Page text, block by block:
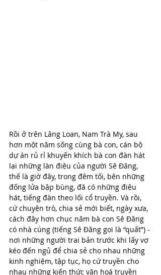
Rồi ở trên Lâng Loan, Nam Trà My, sau
hơn một năm sống cùng bà con, cán bộ
dự án rủ rỉ khuyến khích bà con đàn hát
lại những làn điệu của người Sê Đăng,
thế là giờ đây, trong đêm tối, bên những
đống lửa bập bùng, đã có những điệu
hát, tiếng đàn theo lối cổ truyền. Và rồi,
cứ chuyện trò, chia sẻ mới biết, ngày xưa,
cách đây hơn chục năm bà con Sê Đăng
có nhà cúng (tiếng Sê Đăng gọi là “quất”) -
nơi những người trai bản trước khi lấy vợ
kéo đến ngủ để chia sẻ cho nhau những
kinh nghiệm, tập tục, họ cứ truyền cho
nhau những kiến thức văn hoá truyền